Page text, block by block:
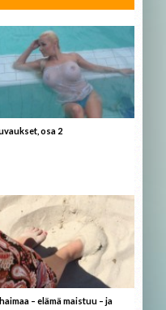
osa 2
– elämä maistuu – ja